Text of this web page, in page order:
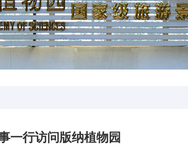
一行访问版纳植物园